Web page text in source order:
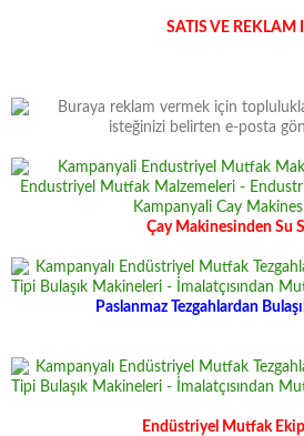
SATIS VE REKLAM
Çay Makinesinden Su
Paslanmaz Tezgahlardan
Endüstriyel Mutfak